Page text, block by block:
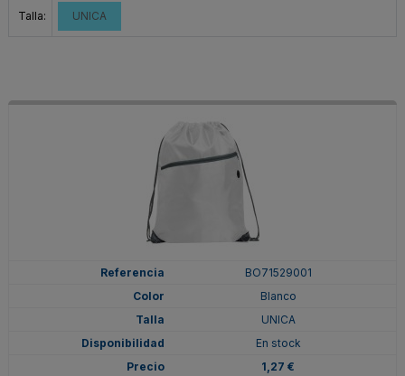
Talla: UNICA
BO71529001
Blanco
UNICA
En stock
1,27 €